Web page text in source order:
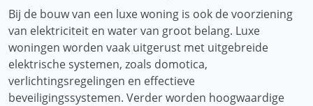
Bij de bouw van een luxe woning is ook de voorziening
van elektriciteit en water van groot belang. Luxe
woningen worden vaak uitgerust met uitgebreide
elektrische systemen, zoals domotica,
verlichtingsregelingen en effectieve
beveiligingssystemen. Verder worden hoogwaardige